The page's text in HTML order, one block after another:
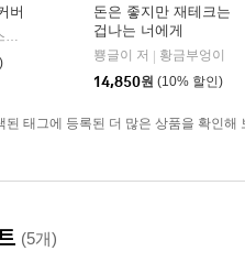
버
돈은 좋지만 재테크는
겁나는 너에게
뿅글이 저
황금부엉이
14,850원 (10% 할인)
된 태그에 등록된 더 많은 상품을 확인해
(5개)